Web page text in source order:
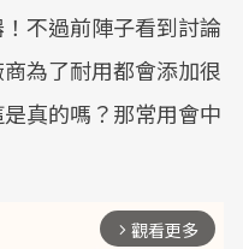
不過前陣子看到討論
為了耐用都會添加很
真的嗎？那常用會中
arrow_forward_ios 觀看更多